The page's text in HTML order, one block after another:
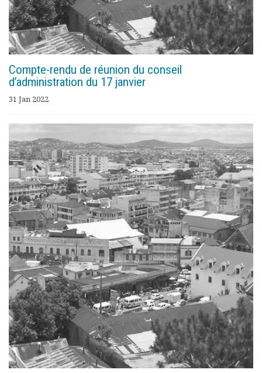
Compte-rendu de réunion du conseil
d’administration du 17 janvier
31 Jan 2022